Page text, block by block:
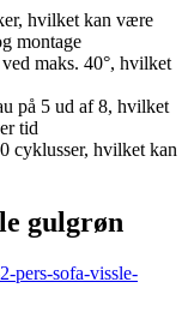
hvilket kan være
montage
maks. 40°, hvilket
på 5 ud af 8, hvilket
tid
cyklusser, hvilket kan
gulgrøn
pers-sofa-vissle-